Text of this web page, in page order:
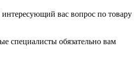
вас вопрос по товару
специалисты обязательно вам